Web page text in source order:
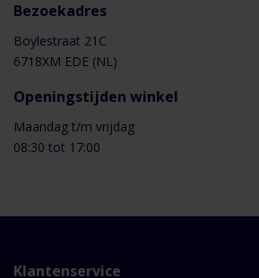
Bezoekadres
Boylestraat 21C
6718XM EDE (NL)
Openingstijden winkel
Maandag t/m vrijdag
08:30 tot 17:00
Klantenservice